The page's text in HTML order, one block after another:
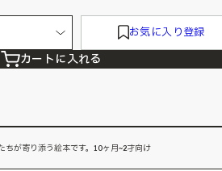
お気に入り登録
カートに入れる
ちが寄り添う絵本です。10ヶ月~2才向け